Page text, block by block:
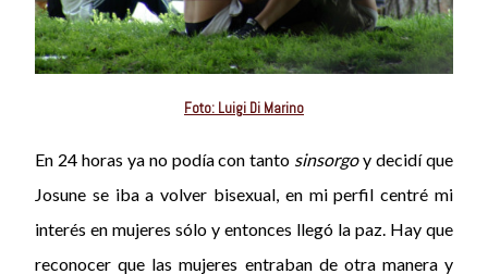
Foto: Luigi Di Marino
En 24 horas ya no podía con tanto sinsorgoy decidí que
Josune se iba a volver bisexual, en mi perfil centré mi
interés en mujeres sólo y entonces llegó la paz. Hay que
reconocer que las mujeres entraban de otra manera y